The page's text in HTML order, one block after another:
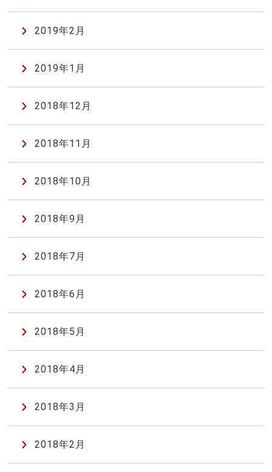
2019年2月
2019年1月
2018年12月
2018年11月
2018年10月
2018年9月
2018年7月
2018年6月
2018年5月
2018年4月
2018年3月
2018年2月